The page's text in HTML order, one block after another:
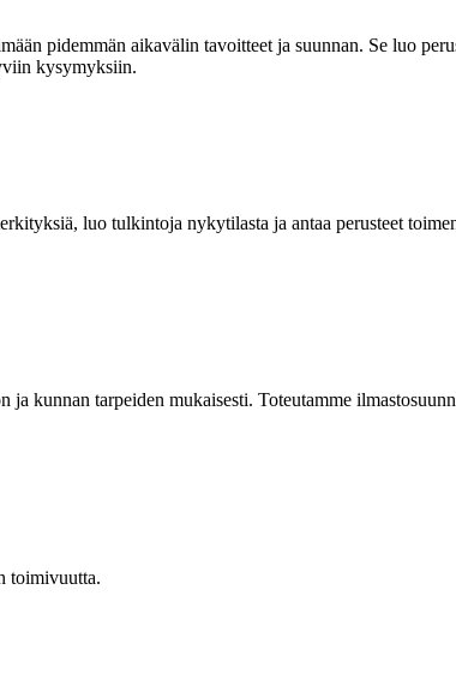
pidemmän aikavälin tavoitteet ja suunnan. Se luo
kysymyksiin.
luo tulkintoja nykytilasta ja antaa perusteet
ja kunnan tarpeiden mukaisesti. Toteutamme
toimivuutta.